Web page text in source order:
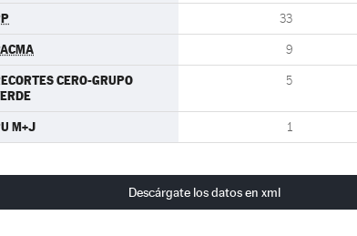
33
9
CERO-GRUPO
5
M+J 1
Descárgate los datos en xml